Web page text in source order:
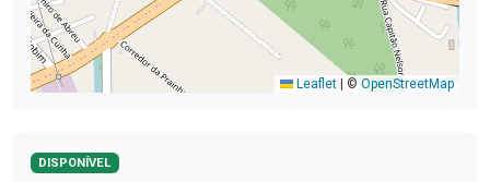
Leaflet © OpenStreetMap
DISPONÍVEL